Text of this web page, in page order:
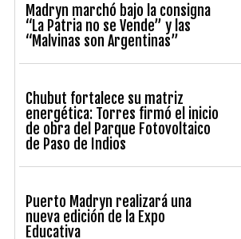
Madryn marchó bajo la consigna
“La Patria no se Vende” y las
“Malvinas son Argentinas”
Chubut fortalece su matriz
energética: Torres firmó el inicio
de obra del Parque Fotovoltaico
de Paso de Indios
Puerto Madryn realizará una
nueva edición de la Expo
Educativa